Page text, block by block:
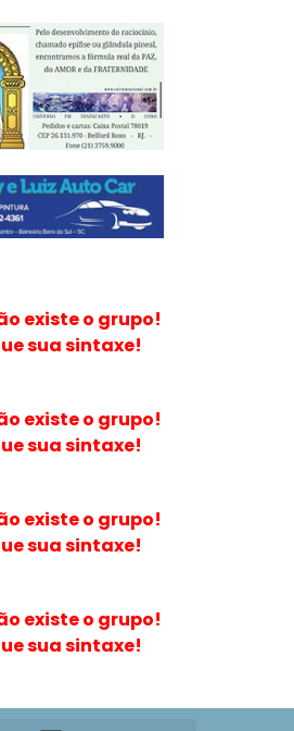
existe o grupo!
sua sintaxe!
existe o grupo!
sua sintaxe!
existe o grupo!
sua sintaxe!
existe o grupo!
sua sintaxe!